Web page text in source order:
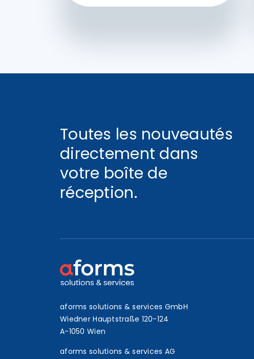
Toutes les nouveautés
directement dans
votre boîte de
réception.
aforms solutions & services GmbH
Wiedner Hauptstraße 120-124
A-1050 Wien
aforms solutions & services AG